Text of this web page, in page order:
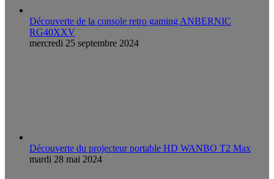
Découverte de la console retro gaming ANBERNIC
RG40XXV
mercredi 25 septembre 2024
Découverte du projecteur portable HD WANBO T2 Max
mardi 28 mai 2024